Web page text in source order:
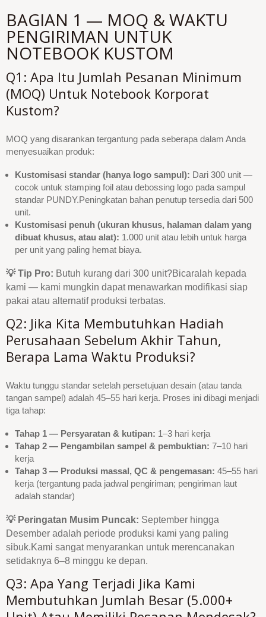
BAGIAN 1 — MOQ & WAKTU
PENGIRIMAN UNTUK
NOTEBOOK KUSTOM
Q1: Apa Itu Jumlah Pesanan Minimum
(MOQ) Untuk Notebook Korporat
Kustom?
MOQ yang disarankan tergantung pada seberapa dalam Anda
menyesuaikan produk:
Kustomisasi standar (hanya logo sampul): Dari 300 unit —
cocok untuk stamping foil atau debossing logo pada sampul
standar PUNDY.Peningkatan bahan penutup tersedia dari 500
unit.
Kustomisasi penuh (ukuran khusus, halaman dalam yang
dibuat khusus, atau alat): 1.000 unit atau lebih untuk harga
per unit yang paling hemat biaya.
💡 Tip Pro: Butuh kurang dari 300 unit?Bicaralah kepada
kami — kami mungkin dapat menawarkan modifikasi siap
pakai atau alternatif produksi terbatas.
Q2: Jika Kita Membutuhkan Hadiah
Perusahaan Sebelum Akhir Tahun,
Berapa Lama Waktu Produksi?
Waktu tunggu standar setelah persetujuan desain (atau tanda
tangan sampel) adalah 45–55 hari kerja. Proses ini dibagi menjadi
tiga tahap:
Tahap 1 — Persyaratan & kutipan: 1–3 hari kerja
Tahap 2 — Pengambilan sampel & pembuktian: 7–10 hari
kerja
Tahap 3 — Produksi massal, QC & pengemasan: 45–55 hari
kerja (tergantung pada jadwal pengiriman; pengiriman laut
adalah standar)
💡 Peringatan Musim Puncak: September hingga
Desember adalah periode produksi kami yang paling
sibuk.Kami sangat menyarankan untuk merencanakan
setidaknya 6–8 minggu ke depan.
Q3: Apa Yang Terjadi Jika Kami
Membutuhkan Jumlah Besar (5.000+